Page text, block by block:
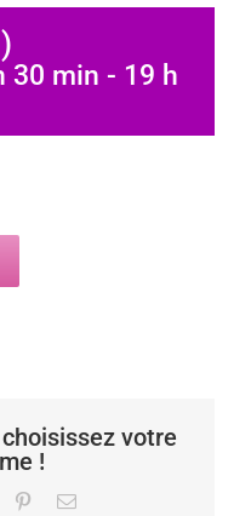
30 min - 19 h
votre
!
PinterestEmail